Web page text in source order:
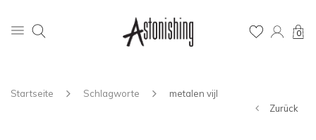
0
Startseite Schlagworte
metalen vijl
Zurück